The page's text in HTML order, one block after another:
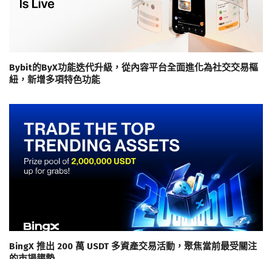
Bybit的ByX功能迭代升級，從內容平台全面進化為社交交易樞
紐，新增多項特色功能
BingX 推出 200 萬 USDT 多資產交易活動，聚焦當前最受關注